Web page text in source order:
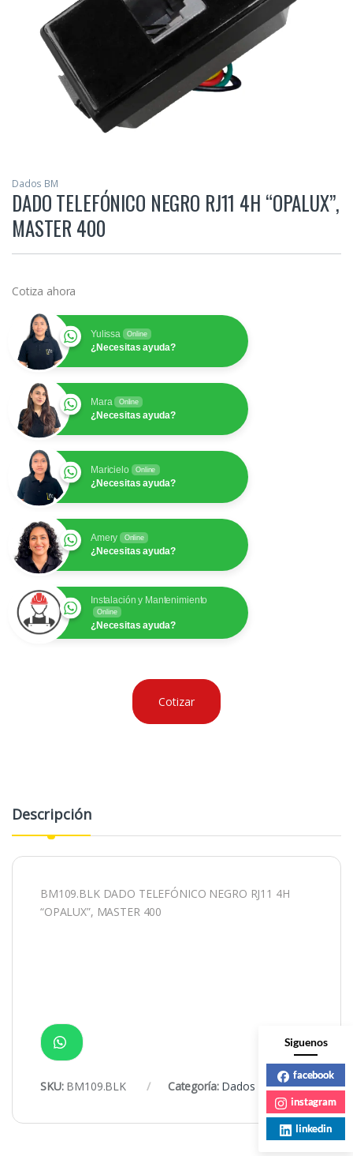
Dados BM
DADO TELEFÓNICO NEGRO RJ11 4H “OPALUX”,
MASTER 400
Cotiza ahora
Yulissa Online
¿Necesitas ayuda?
Mara Online
¿Necesitas ayuda?
Maricielo Online
¿Necesitas ayuda?
Amery Online
¿Necesitas ayuda?
Instalación y Mantenimiento
Online
¿Necesitas ayuda?
Cotizar
Descripción
BM109.BLK DADO TELEFÓNICO NEGRO RJ11 4H
“OPALUX”, MASTER 400
SKU: BM109.BLK Categoría: Dados BM
Siguenos
facebook
instagram
linkedin